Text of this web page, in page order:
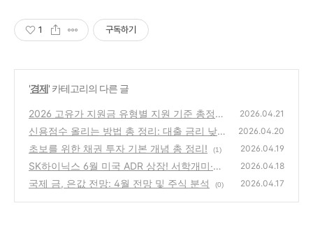
1 구독하기
'경제' 카테고리의 다른 글
2026 고유가 지원금 유형별 지원 기준 총정리
(0)
2026.04.21
신용점수 올리는 방법 총 정리: 대출 금리 낮추
는 실전 전략
(0)
2026.04.20
초보를 위한 채권 투자 기본 개념 총 정리! (1) 2026.04.19
SK하이닉스 6월 미국 ADR 상장! 서학개미·국
내 주가에 미칠 영향 분석
(1)
2026.04.18
국제 금, 은값 전망: 4월 전망 및 주식 분석 (0) 2026.04.17